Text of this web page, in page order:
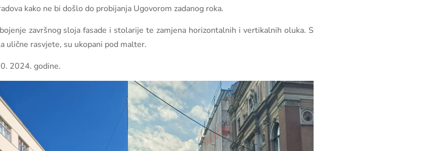
kako ne bi došlo do probijanja Ugovorom zadanog roka.
završnog sloja fasade i stolarije te zamjena horizontalnih i vertikalnih oluka. S
ulične rasvjete, su ukopani pod malter.
2024. godine.